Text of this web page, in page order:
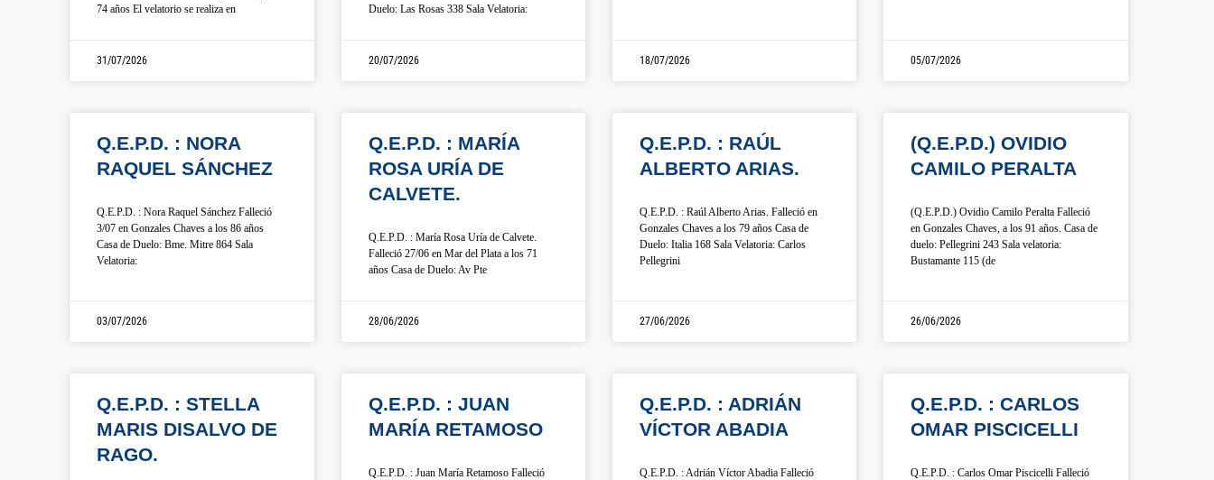
74 años El velatorio se realiza en
31/07/2026
Duelo: Las Rosas 338 Sala Velatoria:
20/07/2026 18/07/2026 05/07/2026
Q.E.P.D. : NORA
RAQUEL SÁNCHEZ
Q.E.P.D. : Nora Raquel Sánchez Falleció
3/07 en Gonzales Chaves a los 86 años
Casa de Duelo: Bme. Mitre 864 Sala
Velatoria:
03/07/2026
Q.E.P.D. : MARÍA
ROSA URÍA DE
CALVETE.
Q.E.P.D. : María Rosa Uría de Calvete.
Falleció 27/06 en Mar del Plata a los 71
años Casa de Duelo: Av Pte
28/06/2026
Q.E.P.D. : RAÚL
ALBERTO ARIAS.
Q.E.P.D. : Raúl Alberto Arias. Falleció en
Gonzales Chaves a los 79 años Casa de
Duelo: Italia 168 Sala Velatoria: Carlos
Pellegrini
27/06/2026
(Q.E.P.D.) OVIDIO
CAMILO PERALTA
(Q.E.P.D.) Ovidio Camilo Peralta Falleció
en Gonzales Chaves, a los 91 años. Casa de
duelo: Pellegrini 243 Sala velatoria:
Bustamante 115 (de
26/06/2026
Q.E.P.D. : STELLA
MARIS DISALVO DE
RAGO.
Q.E.P.D. : JUAN
MARÍA RETAMOSO
Q.E.P.D. : Juan María Retamoso Falleció
Q.E.P.D. : ADRIÁN
VÍCTOR ABADIA
Q.E.P.D. : Adrián Víctor Abadia Falleció
Q.E.P.D. : CARLOS
OMAR PISCICELLI
Q.E.P.D. : Carlos Omar Piscicelli Falleció